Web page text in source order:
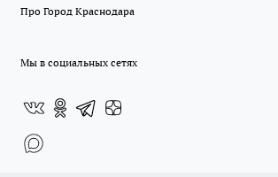
Про Город Краснодара
Мы в социальных сетях